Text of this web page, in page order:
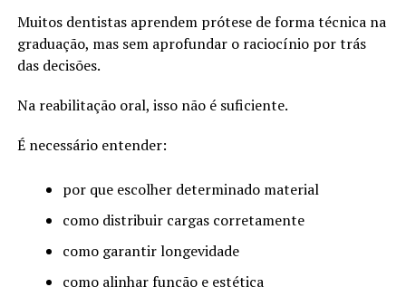
Muitos dentistas aprendem prótese de forma técnica na
graduação, mas sem aprofundar o raciocínio por trás
das decisões.
Na reabilitação oral, isso não é suficiente.
É necessário entender:
por que escolher determinado material
como distribuir cargas corretamente
como garantir longevidade
como alinhar função e estética